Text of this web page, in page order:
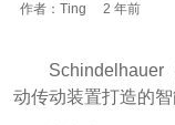
作者：Ting 2 年前
Schindelhauer
动传动装置打造的